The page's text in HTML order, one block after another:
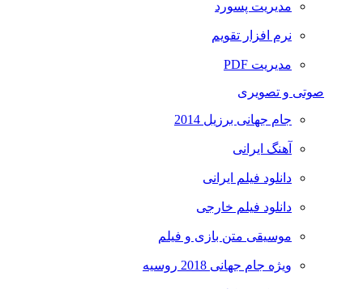
مدیریت پسورد
نرم افزار تقویم
مدیریت PDF
صوتی و تصویری
جام جهانی برزیل 2014
آهنگ ایرانی
دانلود فیلم ایرانی
دانلود فیلم خارجی
موسیقی متن بازی و فیلم
ویژه جام جهانی 2018 روسیه